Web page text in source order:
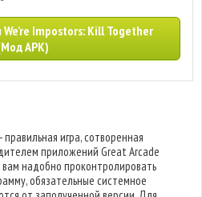
We're Impostors: Kill Together
APK)
игра, сотворенная
приложений Great Arcade
надобно проконтролировать
обязательные системное